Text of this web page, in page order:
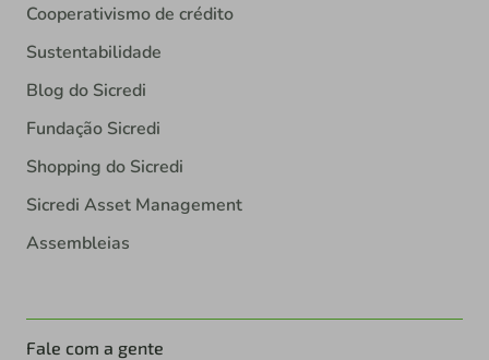
Cooperativismo de crédito
Sustentabilidade
Blog do Sicredi
Fundação Sicredi
Shopping do Sicredi
Sicredi Asset Management
Assembleias
Fale com a gente